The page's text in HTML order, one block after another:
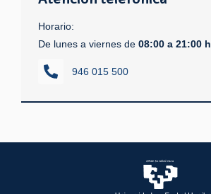
Horario:
De lunes a viernes de 08:00 a 21:00 h
946 015 500